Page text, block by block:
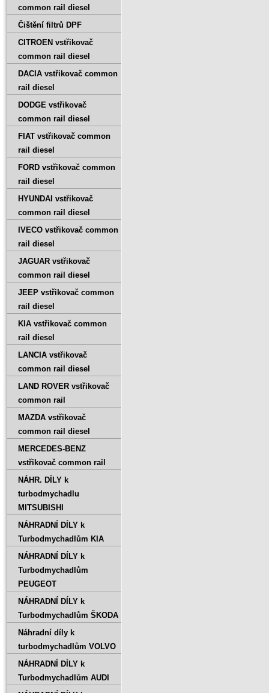
common rail diesel
Čištění filtrů DPF
CITROEN vstřikovač
common rail diesel
DACIA vstřikovač common
rail diesel
DODGE vstřikovač
common rail diesel
FIAT vstřikovač common
rail diesel
FORD vstřikovač common
rail diesel
HYUNDAI vstřikovač
common rail diesel
IVECO vstřikovač common
rail diesel
JAGUAR vstřikovač
common rail diesel
JEEP vstřikovač common
rail diesel
KIA vstřikovač common
rail diesel
LANCIA vstřikovač
common rail diesel
LAND ROVER vstřikovač
common rail
MAZDA vstřikovač
common rail diesel
MERCEDES-BENZ
vstřikovač common rail
NÁHR. DÍLY k
turbodmychadlu
MITSUBISHI
NÁHRADNÍ DÍLY k
Turbodmychadlům KIA
NÁHRADNÍ DÍLY k
Turbodmychadlům
PEUGEOT
NÁHRADNÍ DÍLY k
Turbodmychadlům ŠKODA
Náhradní díly k
turbodmychadlům VOLVO
NÁHRADNÍ DÍLY k
Turbodmychadlům AUDI